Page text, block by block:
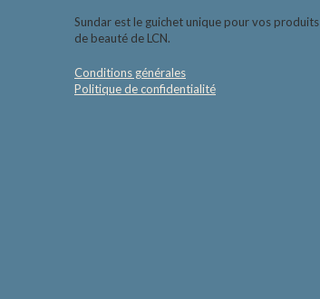
Sundar est le guichet unique pour vos produits
de beauté de LCN.
Conditions générales
Politique de confidentialité